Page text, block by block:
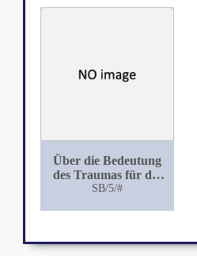
Über die Bedeutung
des Traumas für die
Entstehung von
SB/5/#